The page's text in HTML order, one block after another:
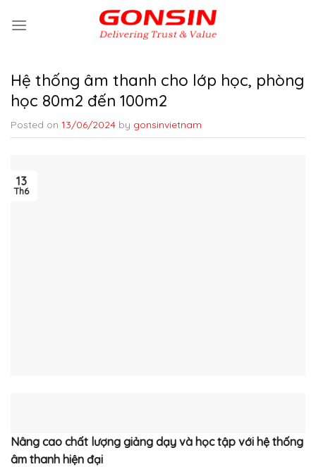
Hệ thống âm thanh cho lớp học, phòng
học 80m2 đến 100m2
Posted on 13/06/2024 by gonsinvietnam
13
Th6
Nâng cao chất lượng giảng dạy và học tập với hệ thống
âm thanh hiện đại